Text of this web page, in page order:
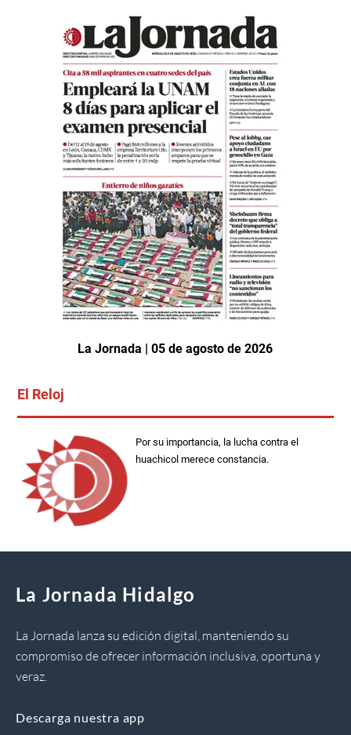
La Jornada | 05 de agosto de 2026
El Reloj
Por su importancia, la lucha contra el
huachicol merece constancia.
La Jornada Hidalgo
La Jornada lanza su edición digital, manteniendo su
compromiso de ofrecer información inclusiva, oportuna y
veraz.
Descarga nuestra app